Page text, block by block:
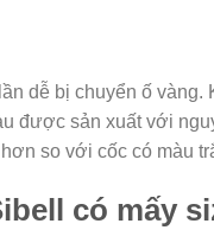
dễ bị chuyển ố
được sản xuất với
so với cốc có màu
có mấy